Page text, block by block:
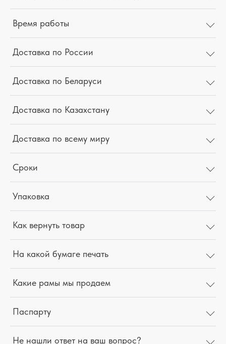
Время работы
Доставка по России
Доставка по Беларуси
Доставка по Казахстану
Доставка по всему миру
Сроки
Упаковка
Как вернуть товар
На какой бумаге печать
Какие рамы мы продаем
Паспарту
Не нашли ответ на ваш вопрос?